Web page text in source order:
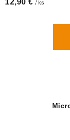
/ ks